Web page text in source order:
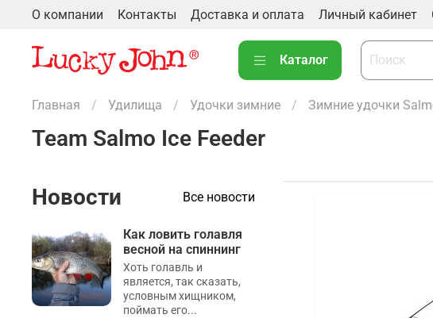
О компании Контакты Доставка и оплата Личный кабинет
Каталог
Главная Удилища Удочки зимние Зимние удочки
Team Salmo Ice Feeder
Новости Все новости
Как ловить голавля
весной на спиннинг
Хоть голавль и
является, так сказать,
условным хищником,
поймать его...